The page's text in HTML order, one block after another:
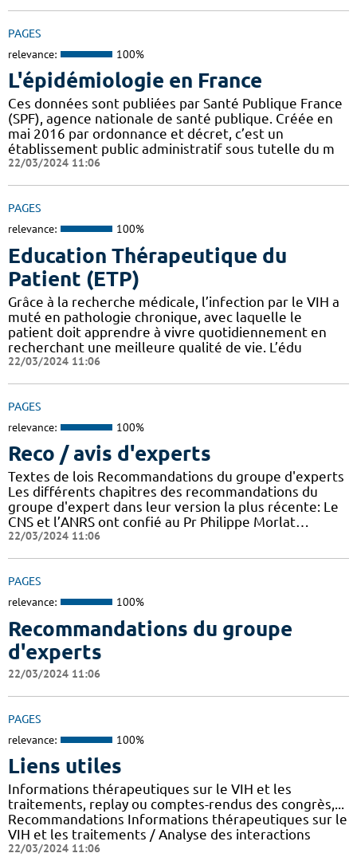
PAGES
relevance: 100%
L'épidémiologie en France
Ces données sont publiées par Santé Publique France
(SPF), agence nationale de santé publique. Créée en
mai 2016 par ordonnance et décret, c’est un
établissement public administratif sous tutelle du m
22/03/2024 11:06
PAGES
relevance: 100%
Education Thérapeutique du
Patient (ETP)
Grâce à la recherche médicale, l’infection par le VIH a
muté en pathologie chronique, avec laquelle le
patient doit apprendre à vivre quotidiennement en
recherchant une meilleure qualité de vie. L’édu
22/03/2024 11:06
PAGES
relevance: 100%
Reco / avis d'experts
Textes de lois Recommandations du groupe d'experts
Les différents chapitres des recommandations du
groupe d'expert dans leur version la plus récente: Le
CNS et l’ANRS ont confié au Pr Philippe Morlat…
22/03/2024 11:06
PAGES
relevance: 100%
Recommandations du groupe
d'experts
22/03/2024 11:06
PAGES
relevance: 100%
Liens utiles
Informations thérapeutiques sur le VIH et les
traitements, replay ou comptes-rendus des congrès,...
Recommandations Informations thérapeutiques sur le
VIH et les traitements / Analyse des interactions
22/03/2024 11:06